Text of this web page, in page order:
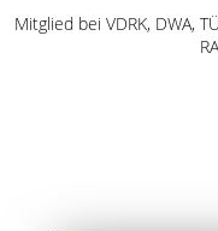
Mitglied bei VDRK, DWA,